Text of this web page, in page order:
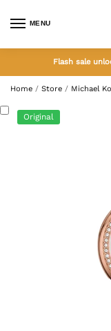
MENU
Flash sale
Home / Store / Michael
Original